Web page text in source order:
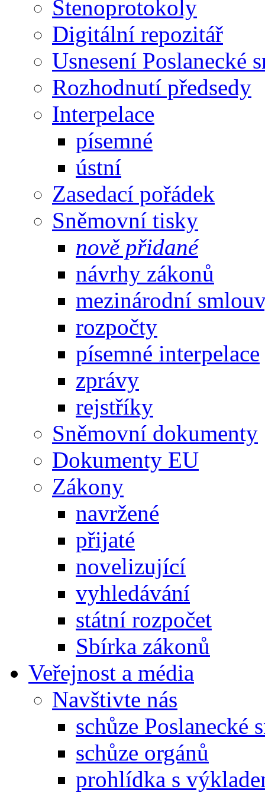
Stenoprotokoly
Digitální repozitář
Usnesení Poslanecké
Rozhodnutí předsedy
Interpelace
písemné
ústní
Zasedací pořádek
Sněmovní tisky
nově přidané
návrhy zákonů
mezinárodní
rozpočty
písemné interpelace
zprávy
rejstříky
Sněmovní dokumenty
Dokumenty EU
Zákony
navržené
přijaté
novelizující
vyhledávání
státní rozpočet
Sbírka zákonů
Veřejnost a média
Navštivte nás
schůze Poslanecké
schůze orgánů
prohlídka s